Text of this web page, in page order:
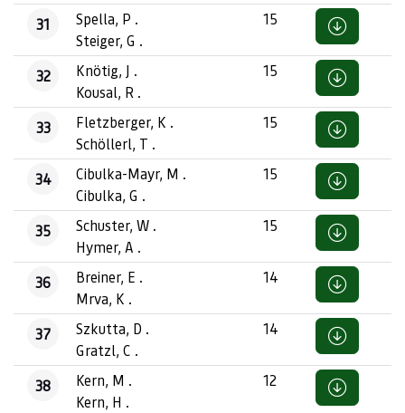
31
Spella, P .
Steiger, G .
15
32
Knötig, J .
Kousal, R .
15
33
Fletzberger, K .
Schöllerl, T .
15
34
Cibulka-Mayr, M .
Cibulka, G .
15
35
Schuster, W .
Hymer, A .
15
36
Breiner, E .
Mrva, K .
14
37
Szkutta, D .
Gratzl, C .
14
38
Kern, M .
Kern, H .
12